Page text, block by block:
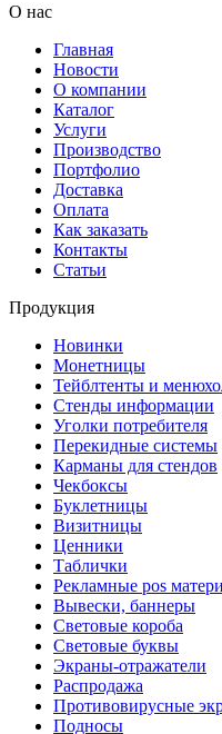
О нас
Главная
Новости
О компании
Каталог
Услуги
Производство
Портфолио
Доставка
Оплата
Как заказать
Контакты
Статьи
Продукция
Новинки
Монетницы
Тейблтенты и
Стенды информации
Уголки потребителя
Перекидные системы
Карманы для стендов
Чекбоксы
Буклетницы
Визитницы
Ценники
Таблички
Рекламные pos
Вывески, баннеры
Световые короба
Световые буквы
Экраны-отражатели
Распродажа
Противовирусные
Подносы